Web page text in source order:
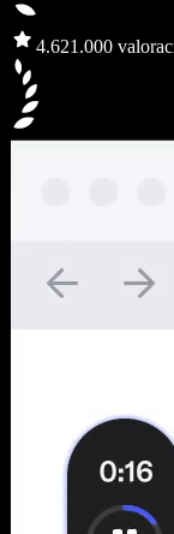
4.621.000